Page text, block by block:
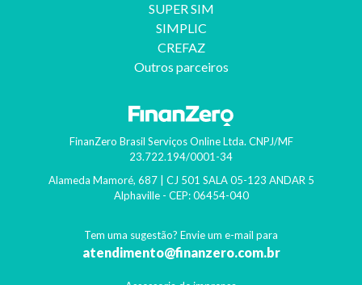
SUPER SIM
SIMPLIC
CREFAZ
Outros parceiros
FinanZero Brasil Serviços Online Ltda. CNPJ/MF
23.722.194/0001-34
Alameda Mamoré, 687 | CJ 501 SALA 05-123 ANDAR 5
Alphaville- CEP: 06454-040
Tem uma sugestão? Envie um e-mail para
atendimento@finanzero.com.br